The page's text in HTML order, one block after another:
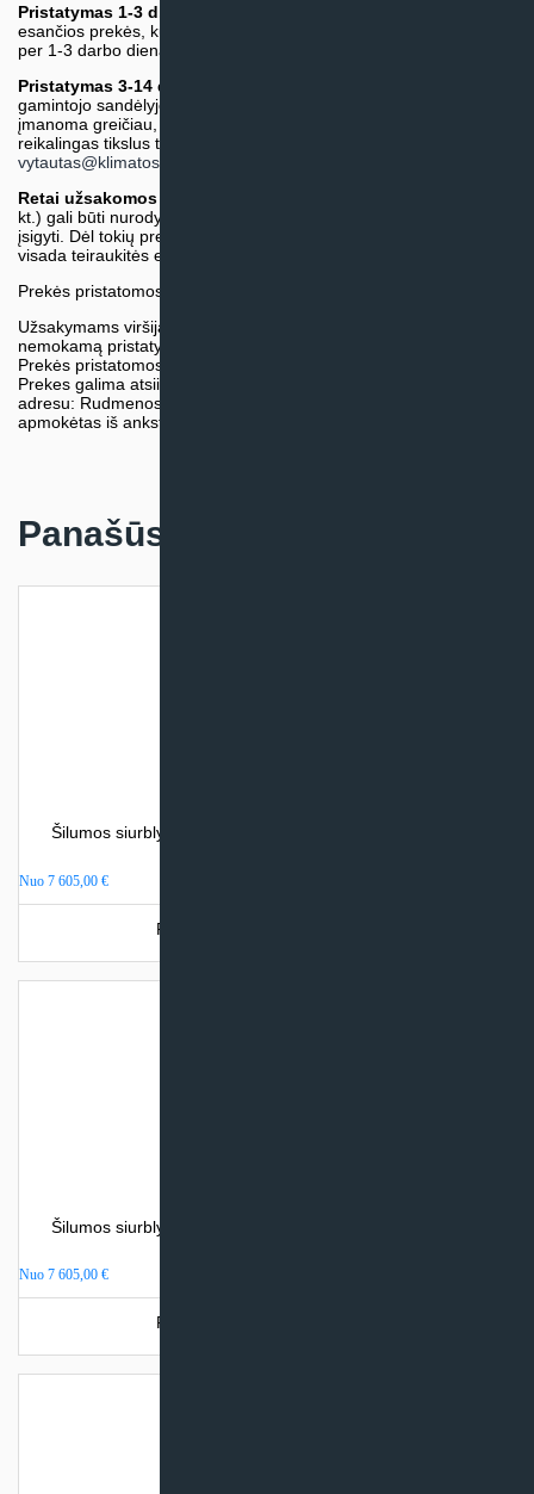
Pristatymas 1-3 d.d.
esančios prekės, kurių atsiėmimą arba pristatymą galime suruošti
per 1-3 darbo dienas.)
Pristatymas 3-14 d.d. arba ilgiau*
gamintojo sandėlyje esančios prekės. Prekė bus pristatyta kaip
įmanoma greičiau, tačiau tiekimo terminas gali skirtis. Jei
reikalingas tikslus terminas, iš anksto teiraukitės el. paštu:
vytautas@klimatosprendimai.lt
Retai užsakomos specifinės prekė
kt.) gali būti nurodytos su preliminaria kaina, be galimybės jų
įsigyti. Dėl tokių prekių įsigijimo, tikslios kainos ir tiekimo termino
visada teiraukitės el. paštu:
Prekės pristatomos naudojantis kurjerių tarnybų paslaugomis.
Užsakymams viršijantiems 300€ sumą visuomet taikome
nemokamą pristatymą.
Prekės pristatomos visoje Lietuvos teritorijoje.
Prekes galima atsiimti nemokamai patiems, mūsų sandėlio
adresu: Rudmenos g. 5, Kaunas. Užsakymas turi būti pateiktas ir
apmokėtas iš anksto.
Panašūs produktai
Šilumos siurblys oras – vanduo Atlantic ALFEA EXCELLIA
Nuo 7 605,00 €
Produkto šiuo metu neturime.
Šilumos siurblys oras – vanduo Atlantic ALFEA EXCELLIA
Nuo 7 605,00 €
Produkto šiuo metu neturime.